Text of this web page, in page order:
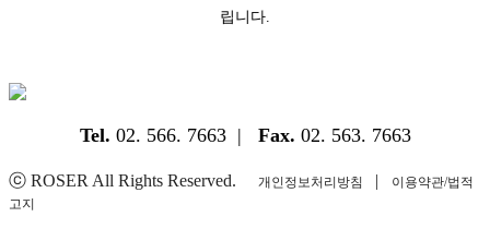
립니다.
Tel. 02. 566. 7663 | Fax. 02. 563. 7663
ⓒ ROSER All Rights Reserved. 개인정보처리방침 |
이용약관/법적
고지